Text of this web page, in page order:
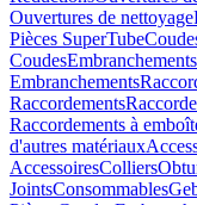
Ouvertures de nettoyage
Pièces SuperTube
CoudesEmbranchements
Embranchements
Raccordements
Raccordements à
d'autres matériaux
AccessoiresColliers
JointsConsommables